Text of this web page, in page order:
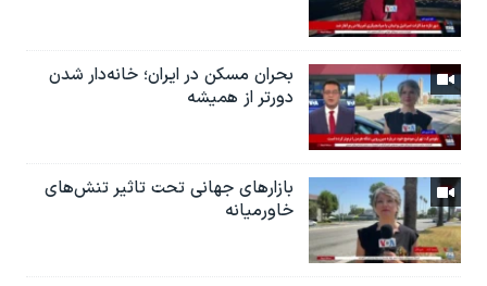
بحران مسکن در ایران؛ خانه‌دار شدن
دورتر از همیشه
بازارهای جهانی تحت تاثیر تنش‌های
خاورمیانه